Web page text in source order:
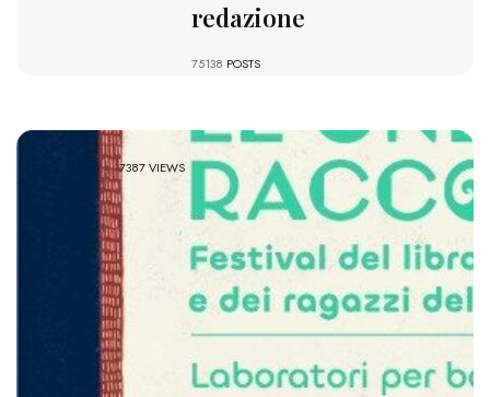
redazione
75138 POSTS
7387 VIEWS